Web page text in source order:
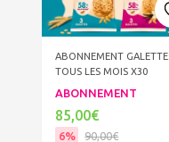
ABONNEMENT
TOUS LES MOIS X30
ABONNEMENT
85,00€
6% 90,00€